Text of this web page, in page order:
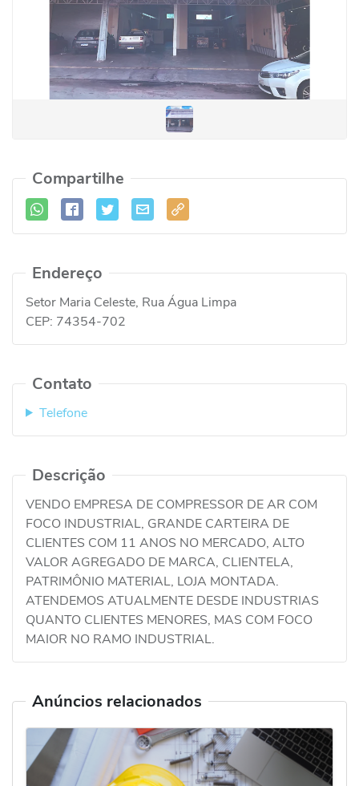
Compartilhe
Endereço
Setor Maria Celeste, Rua Água Limpa
CEP: 74354-702
Contato
Telefone
Descrição
VENDO EMPRESA DE COMPRESSOR DE AR COM
FOCO INDUSTRIAL, GRANDE CARTEIRA DE
CLIENTES COM 11 ANOS NO MERCADO, ALTO
VALOR AGREGADO DE MARCA, CLIENTELA,
PATRIMÔNIO MATERIAL, LOJA MONTADA.
ATENDEMOS ATUALMENTE DESDE INDUSTRIAS
QUANTO CLIENTES MENORES, MAS COM FOCO
MAIOR NO RAMO INDUSTRIAL.
Anúncios relacionados